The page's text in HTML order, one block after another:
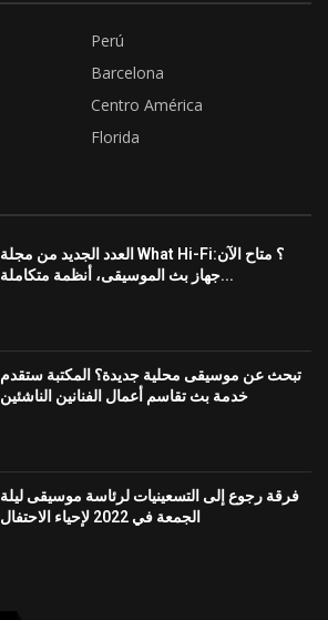
Perú
Barcelona
Centro América
Florida
العدد الجديد من مجلة What Hi-Fi؟ متاح الآن:
جهاز بث الموسيقى، أنظمة متكاملة...
تبحث عن موسيقى محلية جديدة؟ المكتبة ستقدم
خدمة بث تقاسم أعمال الفنانين الناشئين
فرقة رجوع إلى التسعينيات لرئاسة موسيقى ليلة
الجمعة في 2022 لإحياء الاحتفال